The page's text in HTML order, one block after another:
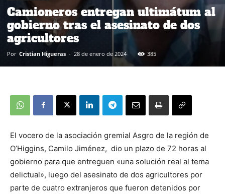
Camioneros entregan ultimátum al
gobierno tras el asesinato de dos
agricultores
Por Cristian Higueras - 28 de enero de 2024 385
El vocero de la asociación gremial Asgro de la región de
O’Higgins, Camilo Jiménez, dio un plazo de 72 horas al
gobierno para que entreguen «una solución real al tema
delictual», luego del asesinato de dos agricultores por
parte de cuatro extranjeros que fueron detenidos por